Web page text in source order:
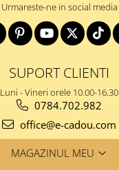
Urmareste-ne in social media
SUPORT CLIENTI
Luni - Vineri orele 10.00-16.30
0784.702.982
office@e-cadou.com
MAGAZINUL MEU